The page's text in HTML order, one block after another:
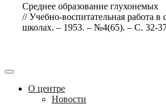
Среднее образование глухонемых
// Учебно-воспитательная работа в
школах. – 1953. – №4(65). – С. 32-
О центре
Новости